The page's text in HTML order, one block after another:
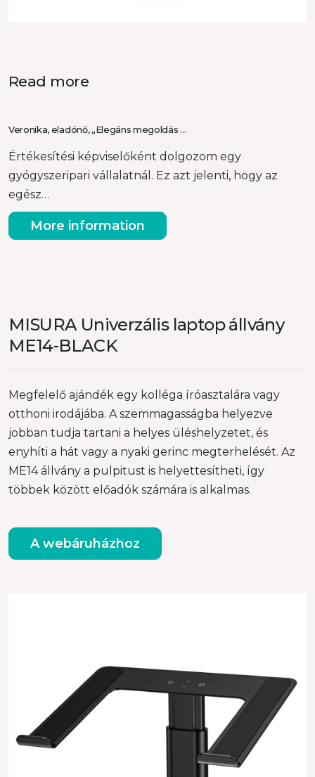
Read more
Veronika, eladónő, „Elegáns megoldás …
Értékesítési képviselőként dolgozom egy
gyógyszeripari vállalatnál. Ez azt jelenti, hogy az
egész…
More information
MISURA Univerzális laptop állvány
ME14-BLACK
Megfelelő ajándék egy kolléga íróasztalára vagy
otthoni irodájába. A szemmagasságba helyezve
jobban tudja tartani a helyes üléshelyzetet, és
enyhíti a hát vagy a nyaki gerinc megterhelését. Az
ME14 állvány a pulpitust is helyettesítheti, így
többek között előadók számára is alkalmas.
A webáruházhoz